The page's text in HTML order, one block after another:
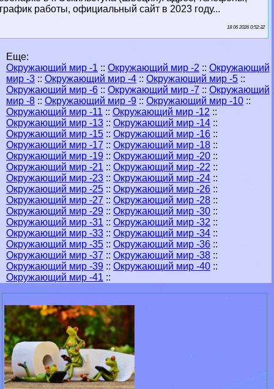
график работы, официальный сайт в 2023 году...
18 06 2026 0:52:32
Еще:
Окружающий мир -1 :: Окружающий мир -2 :: Окружающий
мир -3 :: Окружающий мир -4 :: Окружающий мир -5 ::
Окружающий мир -6 :: Окружающий мир -7 :: Окружающий
мир -8 :: Окружающий мир -9 :: Окружающий мир -10 ::
Окружающий мир -11 :: Окружающий мир -12 ::
Окружающий мир -13 :: Окружающий мир -14 ::
Окружающий мир -15 :: Окружающий мир -16 ::
Окружающий мир -17 :: Окружающий мир -18 ::
Окружающий мир -19 :: Окружающий мир -20 ::
Окружающий мир -21 :: Окружающий мир -22 ::
Окружающий мир -23 :: Окружающий мир -24 ::
Окружающий мир -25 :: Окружающий мир -26 ::
Окружающий мир -27 :: Окружающий мир -28 ::
Окружающий мир -29 :: Окружающий мир -30 ::
Окружающий мир -31 :: Окружающий мир -32 ::
Окружающий мир -33 :: Окружающий мир -34 ::
Окружающий мир -35 :: Окружающий мир -36 ::
Окружающий мир -37 :: Окружающий мир -38 ::
Окружающий мир -39 :: Окружающий мир -40 ::
Окружающий мир -41 ::